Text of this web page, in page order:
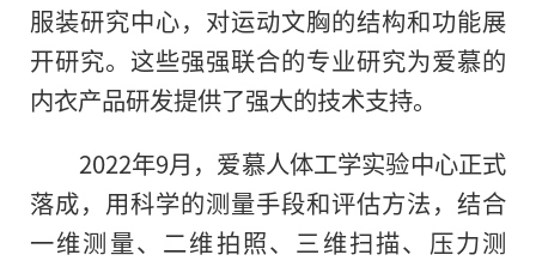
服装研究中心，对运动文胸的结构和功能展
开研究。这些强强联合的专业研究为爱慕的
内衣产品研发提供了强大的技术支持。
2022年9月，爱慕人体工学实验中心正式
落成，用科学的测量手段和评估方法，结合
一维测量、二维拍照、三维扫描、压力测